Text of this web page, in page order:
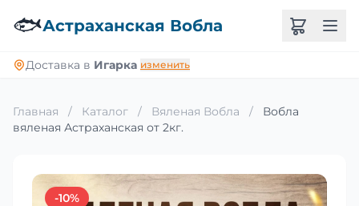
🐟Астраханская Вобла
Доставка в Игарка изменить
Главная / Каталог / Вяленая Вобла /
Вобла
вяленая Астраханская от 2кг.
-10%